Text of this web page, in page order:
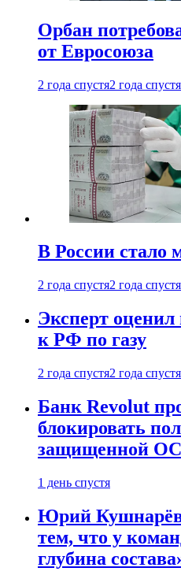
Орбан
от Евросоюза
2 года спустя2 года спустя
В России стало
2 года спустя2 года спустя
Эксперт
к РФ по газу
2 года спустя2 года спустя
Банк Revolut
блокировать
защищенной ОС
1 день спустя
Юрий
тем, что у
глубина